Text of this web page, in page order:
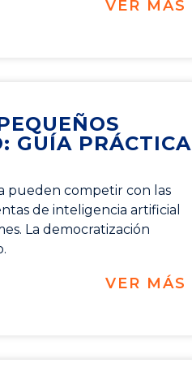
VER MÁS
GUÍA PRÁCTICA
pueden competir con las
de inteligencia artificial
La democratización
VER MÁS